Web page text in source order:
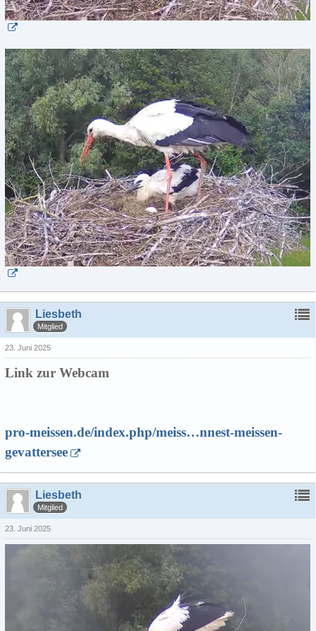
Liesbeth
Mitglied
23. Juni 2025
Link zur Webcam
pro-meissen.de/index.php/meiss…nnest-meissen-
gevattersee
Liesbeth
Mitglied
23. Juni 2025